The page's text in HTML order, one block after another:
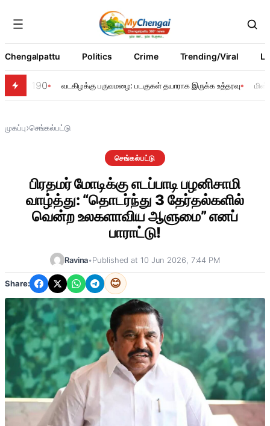
Chengalpattu Politics Crime Trending/Viral
190 வடகிழக்கு பருவமழை: படகுகள் தயாராக இருக்க உத்தரவு
முகப்பு›செங்கல்பட்டு
செங்கல்பட்டு
பிரதமர் மோடிக்கு எடப்பாடி பழனிசாமி
வாழ்த்து: “தொடர்ந்து 3 தேர்தல்களில்
வென்ற உலகளாவிய ஆளுமை” எனப்
பாராட்டு!
Ravina•Published at 10 Jun 2026, 7:44 PM
Share: 😊